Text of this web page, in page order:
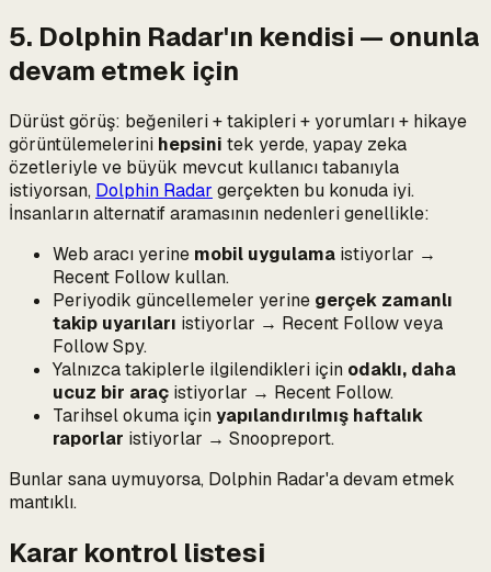
5. Dolphin Radar'ın kendisi — onunla
devam etmek için
Dürüst görüş: beğenileri + takipleri + yorumları + hikaye
görüntülemelerini hepsini tek yerde, yapay zeka
özetleriyle ve büyük mevcut kullanıcı tabanıyla
istiyorsan, Dolphin Radar gerçekten bu konuda iyi.
İnsanların alternatif aramasının nedenleri genellikle:
Web aracı yerine mobil uygulama istiyorlar →
Recent Follow kullan.
Periyodik güncellemeler yerine gerçek zamanlı
takip uyarıları istiyorlar → Recent Follow veya
Follow Spy.
Yalnızca takiplerle ilgilendikleri için odaklı, daha
ucuz bir araç istiyorlar → Recent Follow.
Tarihsel okuma içinyapılandırılmış haftalık
raporlar istiyorlar → Snoopreport.
Bunlar sana uymuyorsa, Dolphin Radar'a devam etmek
mantıklı.
Karar kontrol listesi